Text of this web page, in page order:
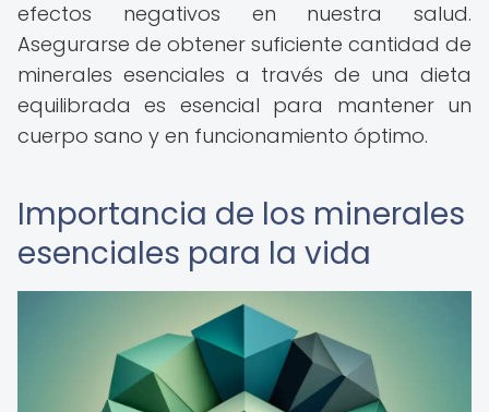
efectos negativos en nuestra salud.
Asegurarse de obtener suficiente cantidad de
minerales esenciales a través de una dieta
equilibrada es esencial para mantener un
cuerpo sano y en funcionamiento óptimo.
Importancia de los minerales
esenciales para la vida